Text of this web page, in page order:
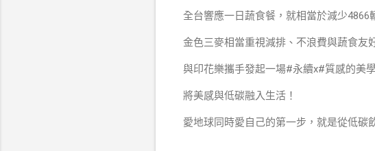
全台響應一日蔬食餐，就相當於減少4866
金色三麥相當重視減排、不浪費與蔬食友
與印花樂攜手發起一場#永續x#質感的美
將美感與低碳融入生活！
愛地球同時愛自己的第一步，就是從低碳